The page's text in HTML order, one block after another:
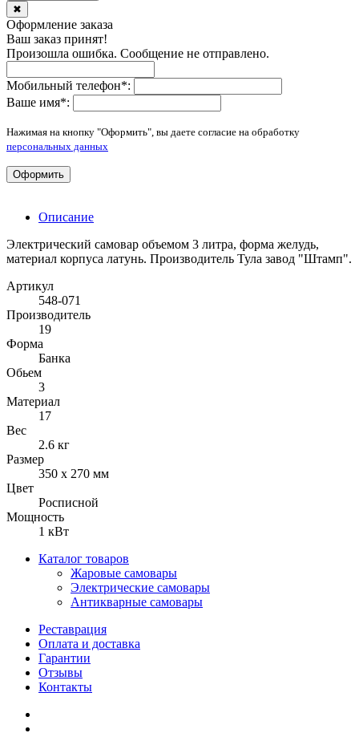
✖
Оформление заказа
Ваш заказ принят!
Произошла ошибка. Сообщение не отправлено.
Мобильный телефон*:
Ваше имя*:
Нажимая на кнопку "Оформить", вы даете согласие на обработку
персональных данных
Оформить
Описание
Электрический самовар объемом 3 литра, форма желудь,
материал корпуса латунь. Производитель Тула завод "Штамп".
Артикул
548-071
Производитель
19
Форма
Банка
Обьем
3
Материал
17
Вес
2.6 кг
Размер
350 х 270 мм
Цвет
Росписной
Мощность
1 кВт
Каталог товаров
Жаровые самовары
Электрические самовары
Антикварные самовары
Реставрация
Оплата и доставка
Гарантии
Отзывы
Контакты